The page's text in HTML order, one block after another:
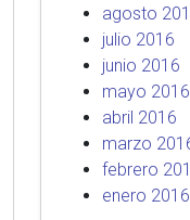
agosto
julio 2016
junio 2016
mayo 2016
abril 2016
marzo
febrero
enero 2016